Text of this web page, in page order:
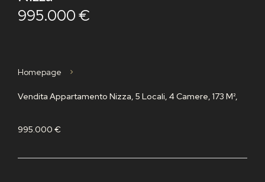
995.000 €
Homepage
Vendita Appartamento Nizza, 5 Locali, 4 Camere, 173 M²,
995.000 €